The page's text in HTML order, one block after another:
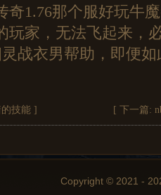
奇1.76那个服好玩牛
玩家，无法飞起来，
战衣男帮助，即便如
技能 ] [ 下一篇:
Copyright © 2021 -